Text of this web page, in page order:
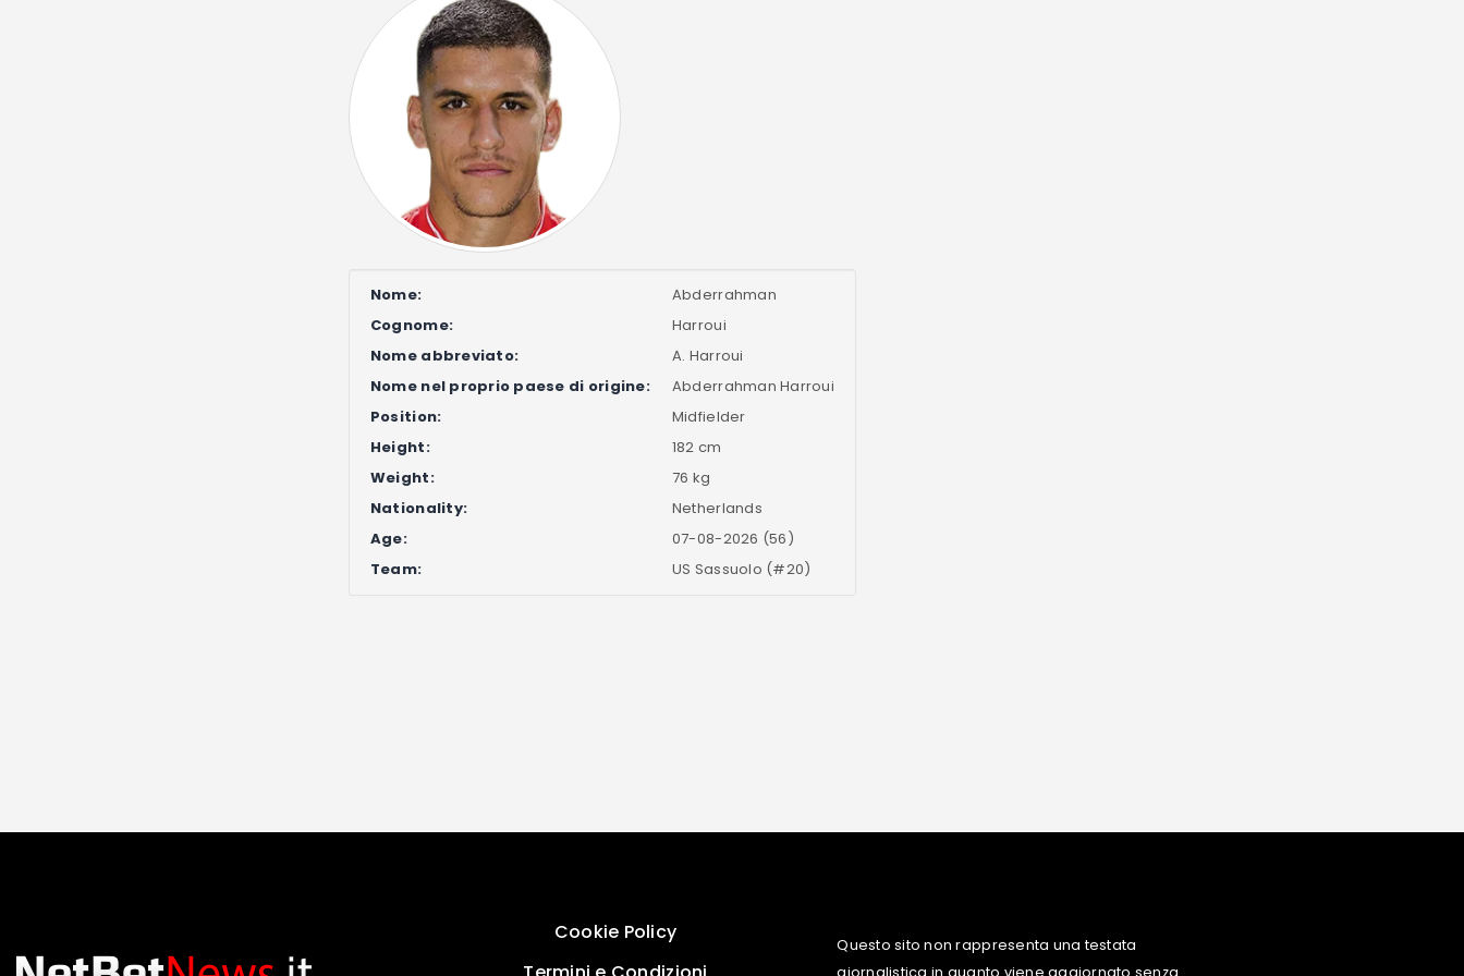
Nome:
Abderrahman
Cognome:
Harroui
Nome abbreviato:
A. Harroui
Nome nel proprio paese di origine:
Abderrahman Harroui
Position:
Midfielder
Height:
182 cm
Weight:
76 kg
Nationality:
Netherlands
Age:
07-08-2026 (56)
Team:
US Sassuolo (#20)
Cookie Policy
Questo sito non rappresenta una testata